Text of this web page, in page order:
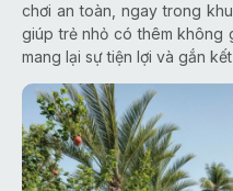
chơi an toàn, ngay trong
giúp trẻ nhỏ có thêm không
mang lại sự tiện lợi và gắn